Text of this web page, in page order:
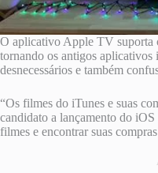
O aplicativo ‌Apple TV‌ suporta
tornando os antigos
desnecessários e também
“Os filmes do iTunes e suas
candidato a lançamento do
filmes e encontrar suas